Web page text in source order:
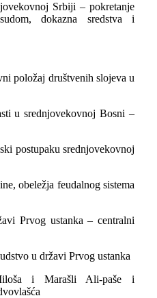
Srbiji – pokretanje
dokazna sredstva i
položaj društvenih slojeva u
u srednjovekovnoj Bosni –
postupaku srednjovekovnoj
obeležja feudalnog sistema
Prvog ustanka – centralni
u državi Prvog ustanka
i Marašli Ali-paše i